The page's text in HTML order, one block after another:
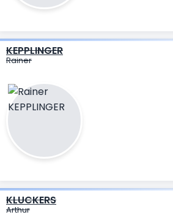
KEPPLINGER
Rainer
KLUCKERS
Arthur